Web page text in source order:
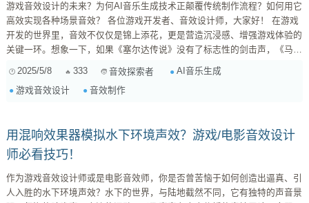
游戏音效设计的未来？为何AI音乐生成技术正颠覆传统制作流程？如何用它
高效实现各种场景音效？ 各位游戏开发者、音效设计师，大家好！ 在游戏
开发的世界里，音效不仅仅是锦上添花，更是营造沉浸感、增强游戏体验的
关键一环。想象一下，如果《塞尔达传说》没有了标志性的剑击声，《马里
奥》失去了欢快的跳跃音效，游戏还会如此深入人心吗？ 然而，传统的音
效制作流程往往耗时耗力，需要专业的录音设备、庞大的音效库，以及经验
丰富的音效设计师。面对日益增长的游戏开发需求，传统的音效制作方式显
2025/5/8 333 音效探索者
AI音乐生成
游戏音效设计
音效制作
用混响效果器模拟水下环境声效？游戏/电影音效设计
师必看技巧！
作为游戏音效设计师或是电影音效师，你是否曾苦恼于如何创造出逼真、引
人入胜的水下环境声效？水下的世界，与陆地截然不同，它有独特的声音景